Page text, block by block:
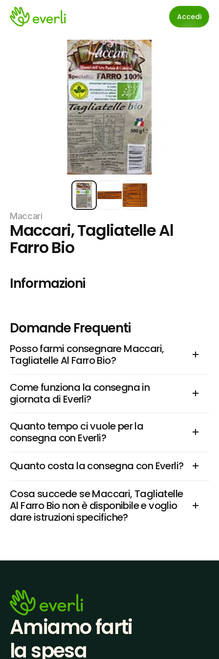
Accedi
Maccari
Maccari, Tagliatelle Al
Farro Bio
Informazioni
Domande Frequenti
Posso farmi consegnare Maccari,
Tagliatelle Al Farro Bio?
Come funziona la consegna in
giornata di Everli?
Quanto tempo ci vuole per la
consegna con Everli?
Quanto costa la consegna con Everli?
Cosa succede se Maccari, Tagliatelle
Al Farro Bio non è disponibile e voglio
dare istruzioni specifiche?
Amiamo farti
la spesa